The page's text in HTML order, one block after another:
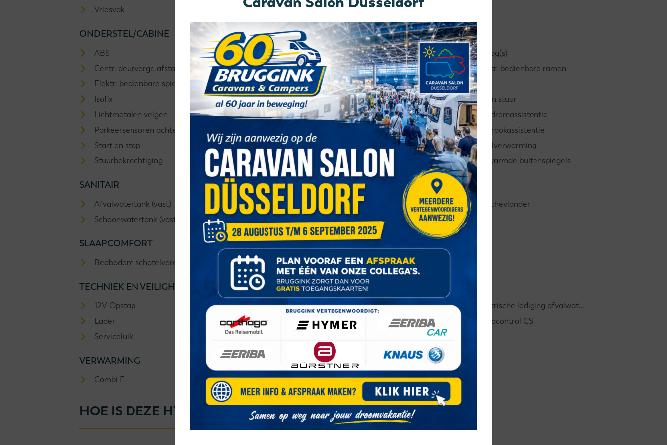
Vriesvak
ONDERSTEL/CABINE
ABS Achteruitrijcamera Adaptive Cruise Control
Airbag(s)
Centr. deurvergr. afstandsb.
Climate control DAB-radio
Elektr. bedienbare ramen
Elektr. bedienbare spiegels
Elektrisch inklapbare spiegels Elektrische handrem
ESP
Isofix
LED koplampen Leeslampjes cabine
Leren stuur
Lichtmetalen velgen
Multifunctioneel stuur Navigatie
Noodremassistentie
Parkeersensoren achter
Regen sensor
Rijstrookassistentie
Start en stop
Startonderbreker Stoel(en) draaibaar
Stoelverwarming
Stuurbekrachtiging
Turbo diesel Tussenschot laadruimte Verwarmde buitenspiegels
SANITAIR
Afvalwatertank (vast) Cassettetoilet Douche
Douchevlonder
Schoonwatertank (vast)
Toilet/Wasruimte Vuilwatertank-isolatie
SLAAPCOMFORT
Bedbodem schotelveren Matras traagschuim Scheidingsgordijn/-wand
TECHNIEK EN VEILIGHEID
12V Opstap Actieve rem assistent Digitaal instrumentenpaneel
Elektrische lediging afvalwatertank
Lader
Licht sensor Mistlampen voorzijde
Monocontrol CS
Serviceluik
VERWARMING
Combi E Ringverwarming
HOE IS DEZE HYMER ERIBA 600 INGEDEELD